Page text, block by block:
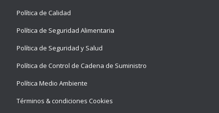
Política de Calidad
Política de Seguridad Alimentaria
Política de Seguridad y Salud
Política de Control de Cadena de Suministro
Política Medio Ambiente
Términos & condiciones Cookies